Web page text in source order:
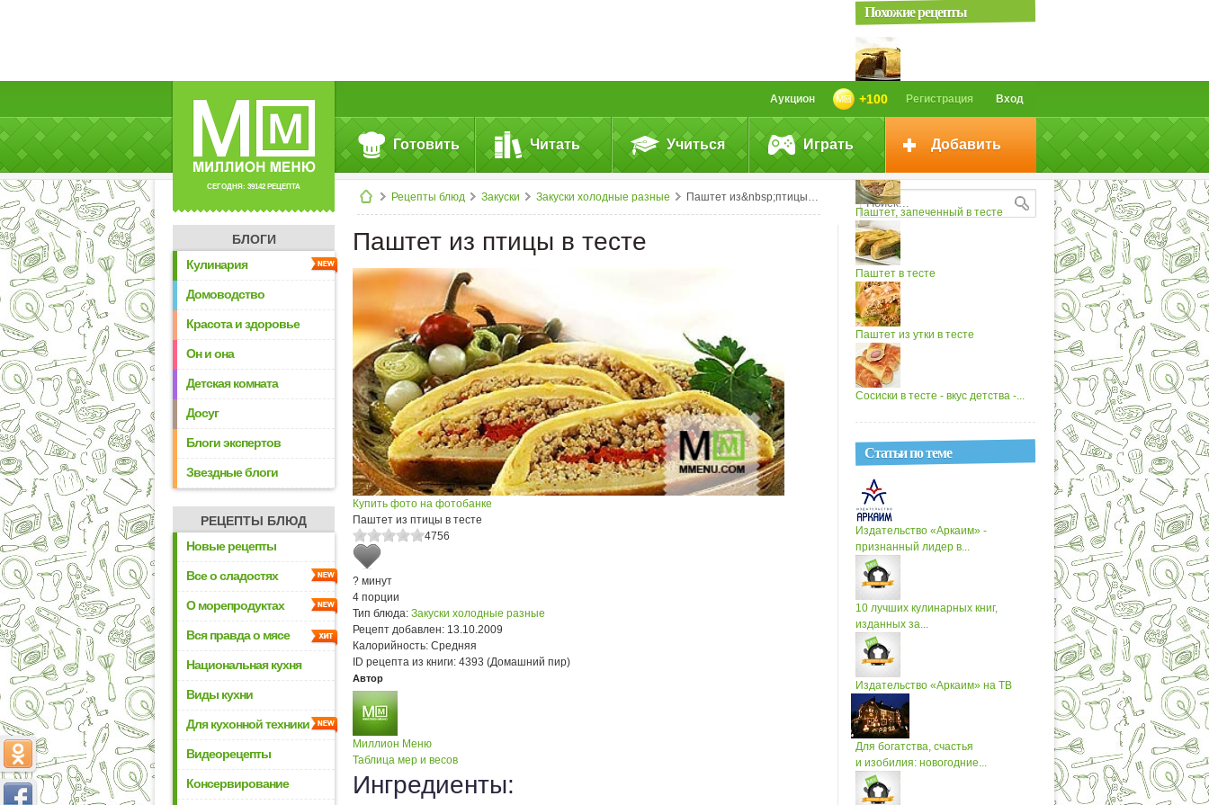
СЕГОДНЯ: 39142 РЕЦЕПТА
Вход
Регистрация
+100
Аукцион
Готовить Читать Учиться Играть Добавить
Рецепты блюд Закуски Закуски холодные разные Паштет из&nbsp;птицы в&nbsp;тесте
БЛОГИ
Кулинария
Домоводство
Красота и здоровье
Он и она
Детская комната
Досуг
Блоги экспертов
Звездные блоги
РЕЦЕПТЫ БЛЮД
Новые рецепты
Все о сладостях
О морепродуктах
Вся правда о мясе
Национальная кухня
Виды кухни
Для кухонной техники
Видеорецепты
Консервирование
Паштет из птицы в тесте
Купить фото на фотобанке
Паштет из птицы в тесте
4756
? минут
4 порции
Тип блюда: Закуски холодные разные
Рецепт добавлен: 13.10.2009
Калорийность: Средняя
ID рецепта из книги: 4393 (Домашний пир)
Автор
Миллион Меню
Таблица мер и весов
Ингредиенты:
Похожие рецепты
Паштет из птицы
Паштет, запеченный в тесте
Паштет в тесте
Паштет из утки в тесте
Сосиски в тесте - вкус детства -...
Статьи по теме
Издательство «Аркаим» -
признанный лидер в...
10 лучших кулинарных книг,
изданных за...
Издательство «Аркаим» на ТВ
Для богатства, счастья
и изобилия: новогодние...